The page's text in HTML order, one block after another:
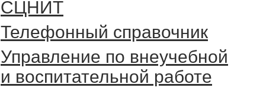
СЦНИТ
Телефонный справочник
Управление по внеучебной
и воспитательной работе